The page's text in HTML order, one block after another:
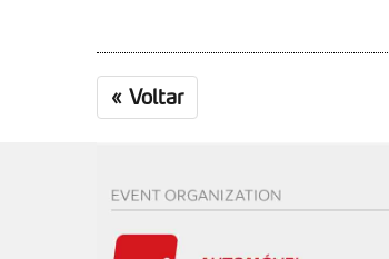
« Voltar